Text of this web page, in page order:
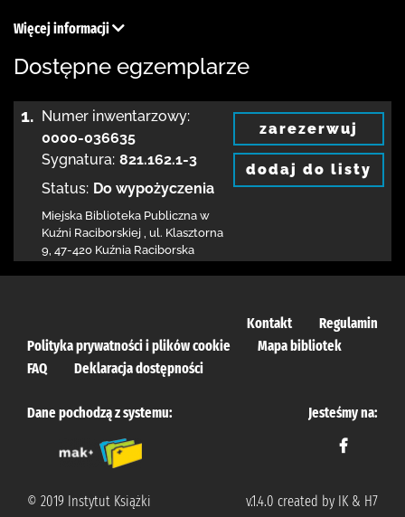
Więcej informacji
Dostępne egzemplarze
1. Numer inwentarzowy:
0000-036635
Sygnatura: 821.162.1-3
Status: Do wypożyczenia
Miejska Biblioteka Publiczna w
Kuźni Raciborskiej ul. Klasztorna
9 47-420 Kuźnia Raciborska
zarezerwuj
dodaj do listy
Kontakt
Regulamin
Polityka prywatności i plików cookie
Mapa bibliotek
FAQ
Deklaracja dostępności
Dane pochodzą z systemu: Jesteśmy na:
© 2019 Instytut Książki v.1.4.0 created by IK & H7